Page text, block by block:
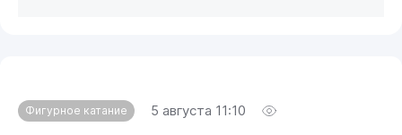
Фигурное катание 5 августа 11:10